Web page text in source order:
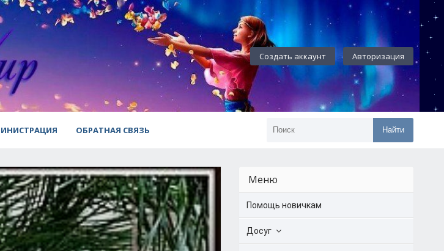
Создать аккаунт Авторизация
ОБРАТНАЯ СВЯЗЬ Найти
Меню
Помощь новичкам
Досуг